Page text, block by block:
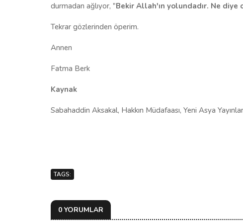
durmadan ağlıyor, "Bekir Allah'ın yolundadır. Ne diye
Tekrar gözlerinden öperim.
Annen
Fatma Berk
Kaynak
Sabahaddin Aksakal, Hakkın Müdafaası, Yeni Asya
TAGS:
0 YORUMLAR